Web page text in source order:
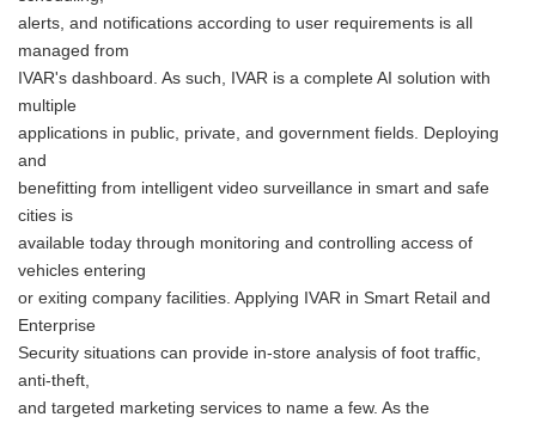
alerts, and notifications according to user requirements is all
managed from
IVAR's dashboard. As such, IVAR is a complete AI solution with
multiple
applications in public, private, and government fields. Deploying
and
benefitting from intelligent video surveillance in smart and safe
cities is
available today through monitoring and controlling access of
vehicles entering
or exiting company facilities. Applying IVAR in Smart Retail and
Enterprise
Security situations can provide in-store analysis of foot traffic,
anti-theft,
and targeted marketing services to name a few. As the